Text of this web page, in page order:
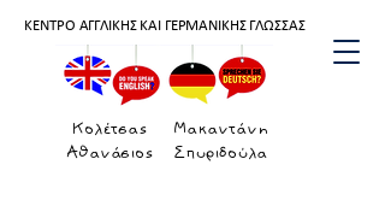
ΚΕΝΤΡΟ ΑΓΓΛΙΚΗΣ ΚΑΙ ΓΕΡΜΑΝΙΚΗΣ ΓΛΩΣΣΑΣ
Κολέτσας
Αθανάσιος
Μακαντάνη
Σπυριδούλα